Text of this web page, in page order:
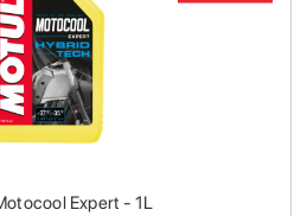
Expert - 1L